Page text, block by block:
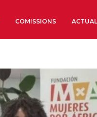
Òrgans de Govern
Òrgans Consultius
Estructura Executiva
COMISSIONS